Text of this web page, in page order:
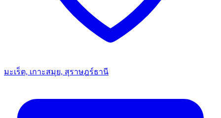
มะเร็ต, เกาะสมุย, สุราษฎร์ธานี